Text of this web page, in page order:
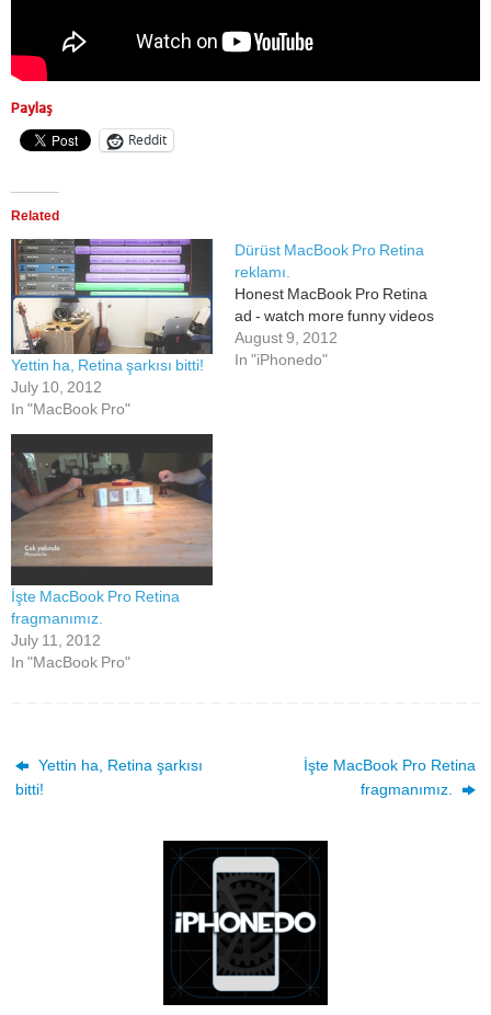
Paylaş
Reddit
Related
Yettin ha, Retina şarkısı bitti!
July 10, 2012
In "MacBook Pro"
Dürüst MacBook Pro Retina
reklamı.
Honest MacBook Pro Retina
ad - watch more funny videos
August 9, 2012
In "iPhonedo"
İşte MacBook Pro Retina
fragmanımız.
July 11, 2012
In "MacBook Pro"
Yettin ha, Retina şarkısı
bitti!
İşte MacBook Pro Retina
fragmanımız.